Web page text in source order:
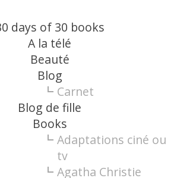
days of 30 books
A la télé
Beauté
Blog
Carnet
Blog de fille
Books
Adaptations ciné ou
tv
Agatha Christie